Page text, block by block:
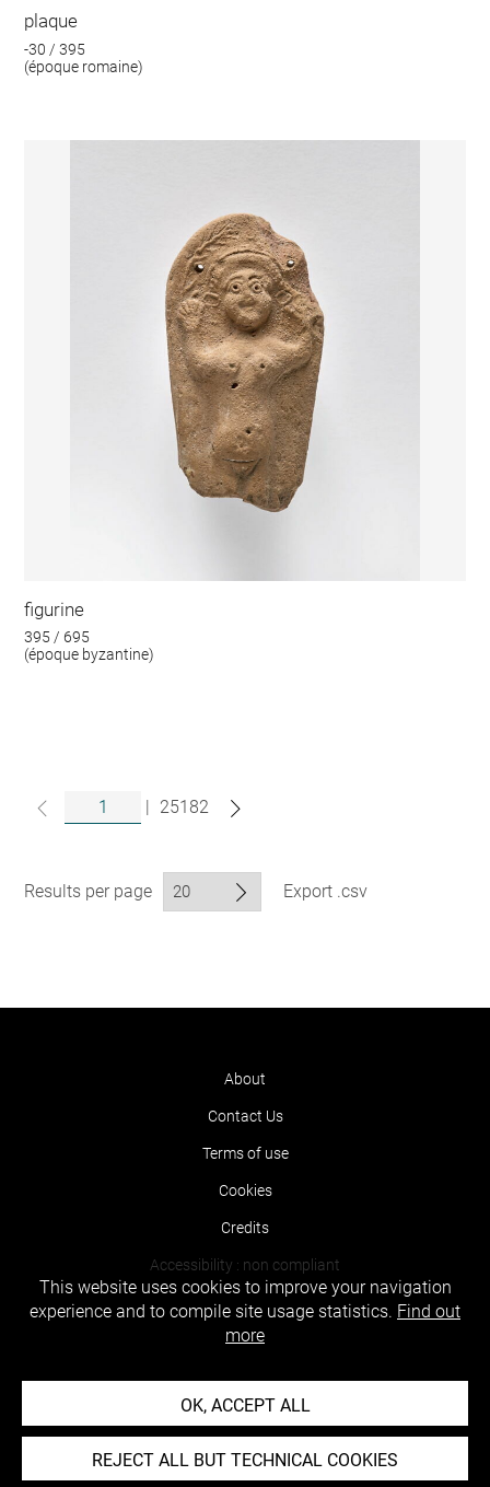
plaque
-30 / 395
(époque romaine)
figurine
395 / 695
(époque byzantine)
| 25182
Results per page Export .csv
About
Contact Us
Terms of use
Cookies
Credits
Accessibility : non compliant
This website uses cookies to improve your navigation
experience and to compile site usage statistics. Find out
more
OK, ACCEPT ALL
REJECT ALL BUT TECHNICAL COOKIES